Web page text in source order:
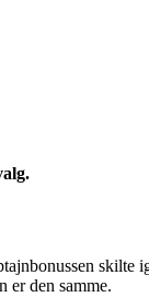
er den samme.